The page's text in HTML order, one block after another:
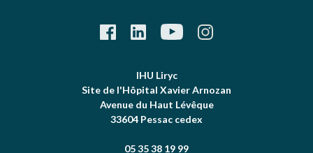
IHU Liryc
Site de l'Hôpital Xavier Arnozan
Avenue du Haut Lévêque
33604 Pessac cedex
05 35 38 19 99